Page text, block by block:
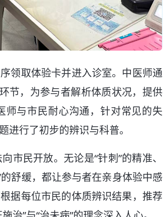
领取体验卡并进入诊室。中医师通
节，为参与者解析体质状况，提供
与市民耐心沟通，针对常见的失
进行了初步的辨识与科普。
市民开放。无论是“针刺”的精准、
的舒缓，都让参与者在亲身体验中感
据每位市民的体质辨识结果，推荐